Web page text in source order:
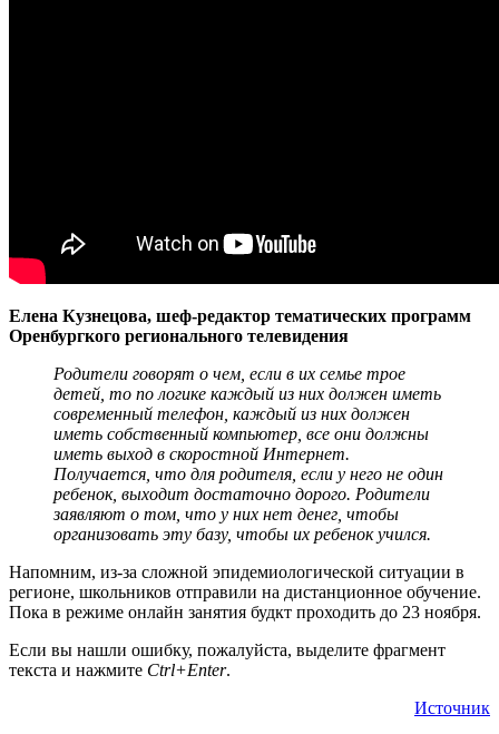
Елена Кузнецова, шеф-редактор тематических программ
Оренбургкого регионального телевидения
Родители говорят о чем, если в их семье трое
детей, то по логике каждый из них должен иметь
современный телефон, каждый из них должен
иметь собственный компьютер, все они должны
иметь выход в скоростной Интернет.
Получается, что для родителя, если у него не один
ребенок, выходит достаточно дорого. Родители
заявляют о том, что у них нет денег, чтобы
организовать эту базу, чтобы их ребенок учился.
Напомним, из-за сложной эпидемиологической ситуации в
регионе, школьников отправили на дистанционное обучение.
Пока в режиме онлайн занятия будкт проходить до 23 ноября.
Если вы нашли ошибку, пожалуйста, выделите фрагмент
текста и нажмите Ctrl+Enter.
Источник